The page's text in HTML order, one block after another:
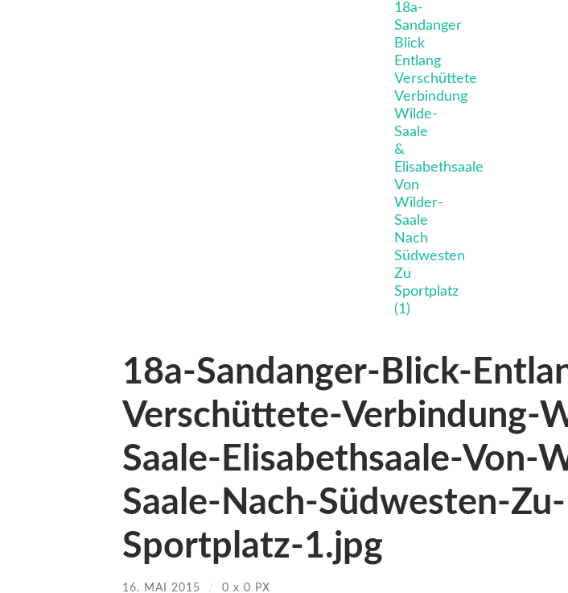
18a-Sandanger-Blick-
Verschüttete-Verbindung-
Saale-Elisabethsaale-Von-
Saale-Nach-Südwesten-Zu-
Sportplatz-1.jpg
16. MAI 2015 / 0 x 0 PX